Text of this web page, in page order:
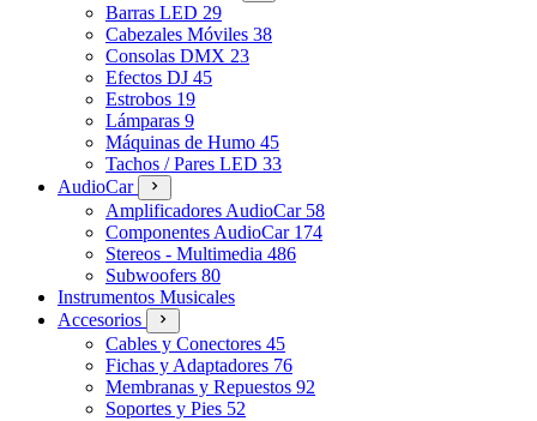
Barras LED 29
Cabezales Móviles 38
Consolas DMX 23
Efectos DJ 45
Estrobos 19
Lámparas 9
Máquinas de Humo 45
Tachos / Pares LED 33
AudioCar
Amplificadores AudioCar 58
Componentes AudioCar 174
Stereos - Multimedia 486
Subwoofers 80
Instrumentos Musicales
Accesorios
Cables y Conectores 45
Fichas y Adaptadores 76
Membranas y Repuestos 92
Soportes y Pies 52